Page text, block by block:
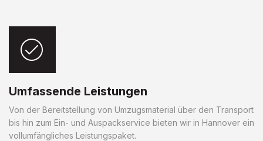
Umfassende Leistungen
Von der Bereitstellung von Umzugsmaterial über den Transport
bis hin zum Ein- und Auspackservice bieten wir in Hannover ein
vollumfängliches Leistungspaket.